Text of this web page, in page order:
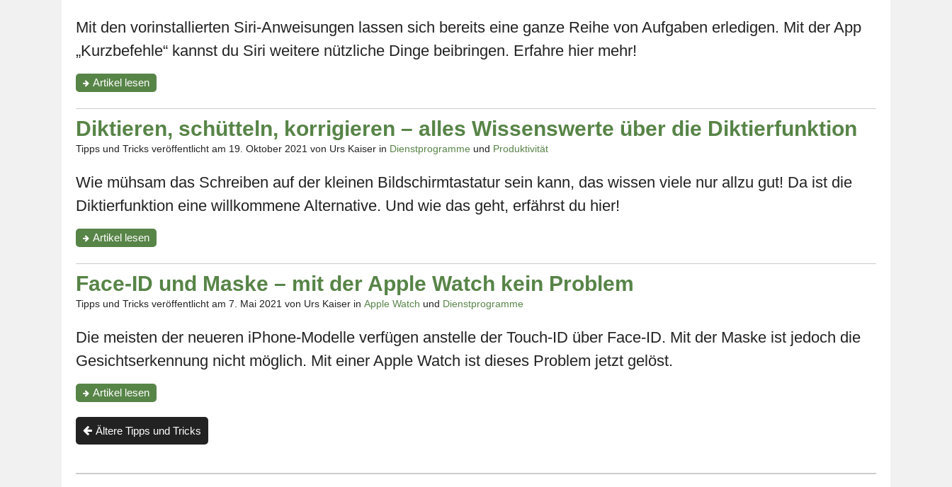
Mit den vorinstallierten Siri-Anweisungen lassen sich bereits eine ganze Reihe von Aufgaben erledigen. Mit der App
„Kurzbefehle“ kannst du Siri weitere nützliche Dinge beibringen. Erfahre hier mehr!
Artikel"Eigene
Siri-
Kurzbefehle
–
so
lesen
Diktieren, schütteln, korrigieren – alles Wissenswerte über die Diktierfunktion
Tipps und Tricks veröffentlicht am 19. Oktober 2021 von Urs Kaiser in Dienstprogramme und Produktivität
Wie mühsam das Schreiben auf der kleinen Bildschirmtastatur sein kann, das wissen viele nur allzu gut! Da ist die
Diktierfunktion eine willkommene Alternative. Und wie das geht, erfährst du hier!
Artikel"Diktieren,
schütteln,
korrigieren
alles
Wissenswerte
Diktierfunktion"
lesen
Face-ID und Maske – mit der Apple Watch kein Problem
Tipps und Tricks veröffentlicht am 7. Mai 2021 von Urs Kaiser in Apple Watch und Dienstprogramme
Die meisten der neueren iPhone-Modelle verfügen anstelle der Touch-ID über Face-ID. Mit der Maske ist jedoch die
Gesichtserkennung nicht möglich. Mit einer Apple Watch ist dieses Problem jetzt gelöst.
Artikel"Face-
ID
und
Maske
–
lesen
Ältere Tipps und Tricks